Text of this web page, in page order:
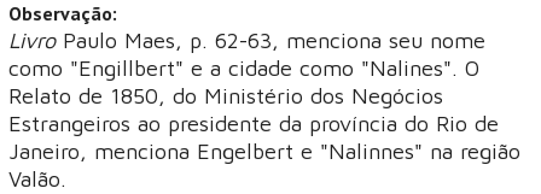
Observação:
Livro Paulo Maes, p. 62-63, menciona seu nome
como "Engillbert" e a cidade como "Nalines". O
Relato de 1850, do Ministério dos Negócios
Estrangeiros ao presidente da província do Rio de
Janeiro, menciona Engelbert e "Nalinnes" na região
Valão.